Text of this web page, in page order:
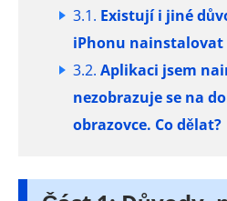
3.1. Existují i jiné
iPhonu nainstalovat
3.2. Aplikaci jsem
nezobrazuje se na
obrazovce. Co dělat?